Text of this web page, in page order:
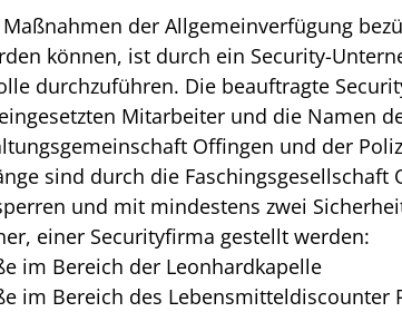
der Allgemeinverfügung
können, ist durch ein Security-
durchzuführen. Die beauftragte
Mitarbeiter und die Namen
Offingen und der
sind durch die Faschingsgesellschaft
und mit mindestens zwei
einer Securityfirma gestellt werden:
im Bereich der Leonhardkapelle
im Bereich des Lebensmitteldiscounter